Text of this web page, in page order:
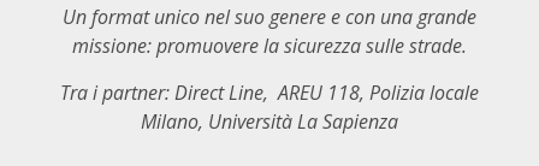
Un format unico nel suo genere e con una grande
missione: promuovere la sicurezza sulle strade.
Tra i partner: Direct Line, AREU 118, Polizia locale
Milano, Università La Sapienza